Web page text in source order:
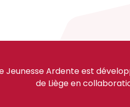
Jeunesse Ardente est
de Liège en